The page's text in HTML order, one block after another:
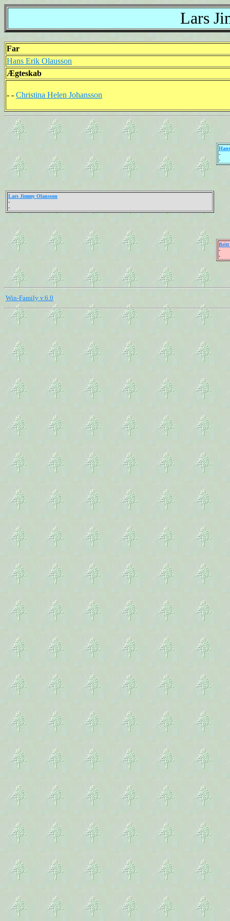
Lars
Far
Hans Erik Olausson
Ægteskab
- - Christina Helen Johansson
Lars Jimmy Olausson
-
-
-
-
Britt
-
-
Win-Family v.6.0